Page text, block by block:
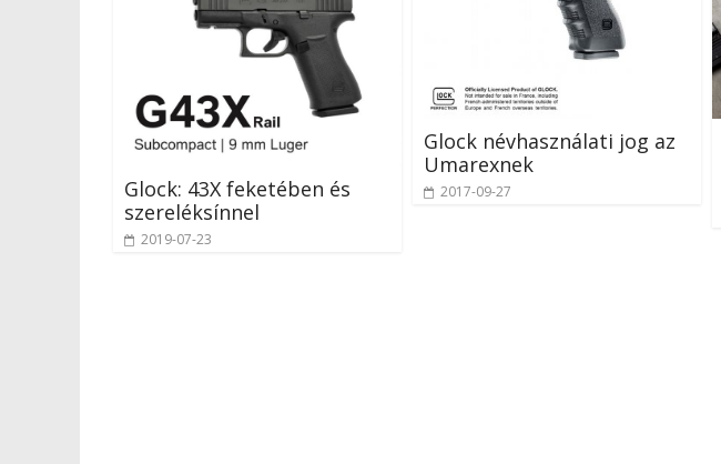
Glock: 43X feketében és
szereléksínnel
2019-07-23
Glock névhasználati jog az
Umarexnek
2017-09-27